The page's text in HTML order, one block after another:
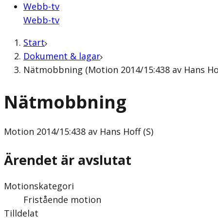
Webb-tv
Webb-tv
Start
Dokument & lagar
Nätmobbning (Motion 2014/15:438 av Hans
Nätmobbning
Motion 2014/15:438 av Hans Hoff (S)
Ärendet är avslutat
Motionskategori
Fristående motion
Tilldelat